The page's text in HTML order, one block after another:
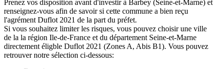
Prenez vos disposition avant d'investir à Barbey (Seine-et-Marne) et
renseignez-vous afin de savoir si cette commune a bien reçu
l'agrément Duflot 2021 de la part du préfet.
Si vous souhaitez limiter les risques, vous pouvez choisir une ville
de la la région Ile-de-France et du département Seine-et-Marne
directement éligble Duflot 2021 (Zones A, Abis B1). Vous pouvez
retrouver notre sélection ci-dessous: